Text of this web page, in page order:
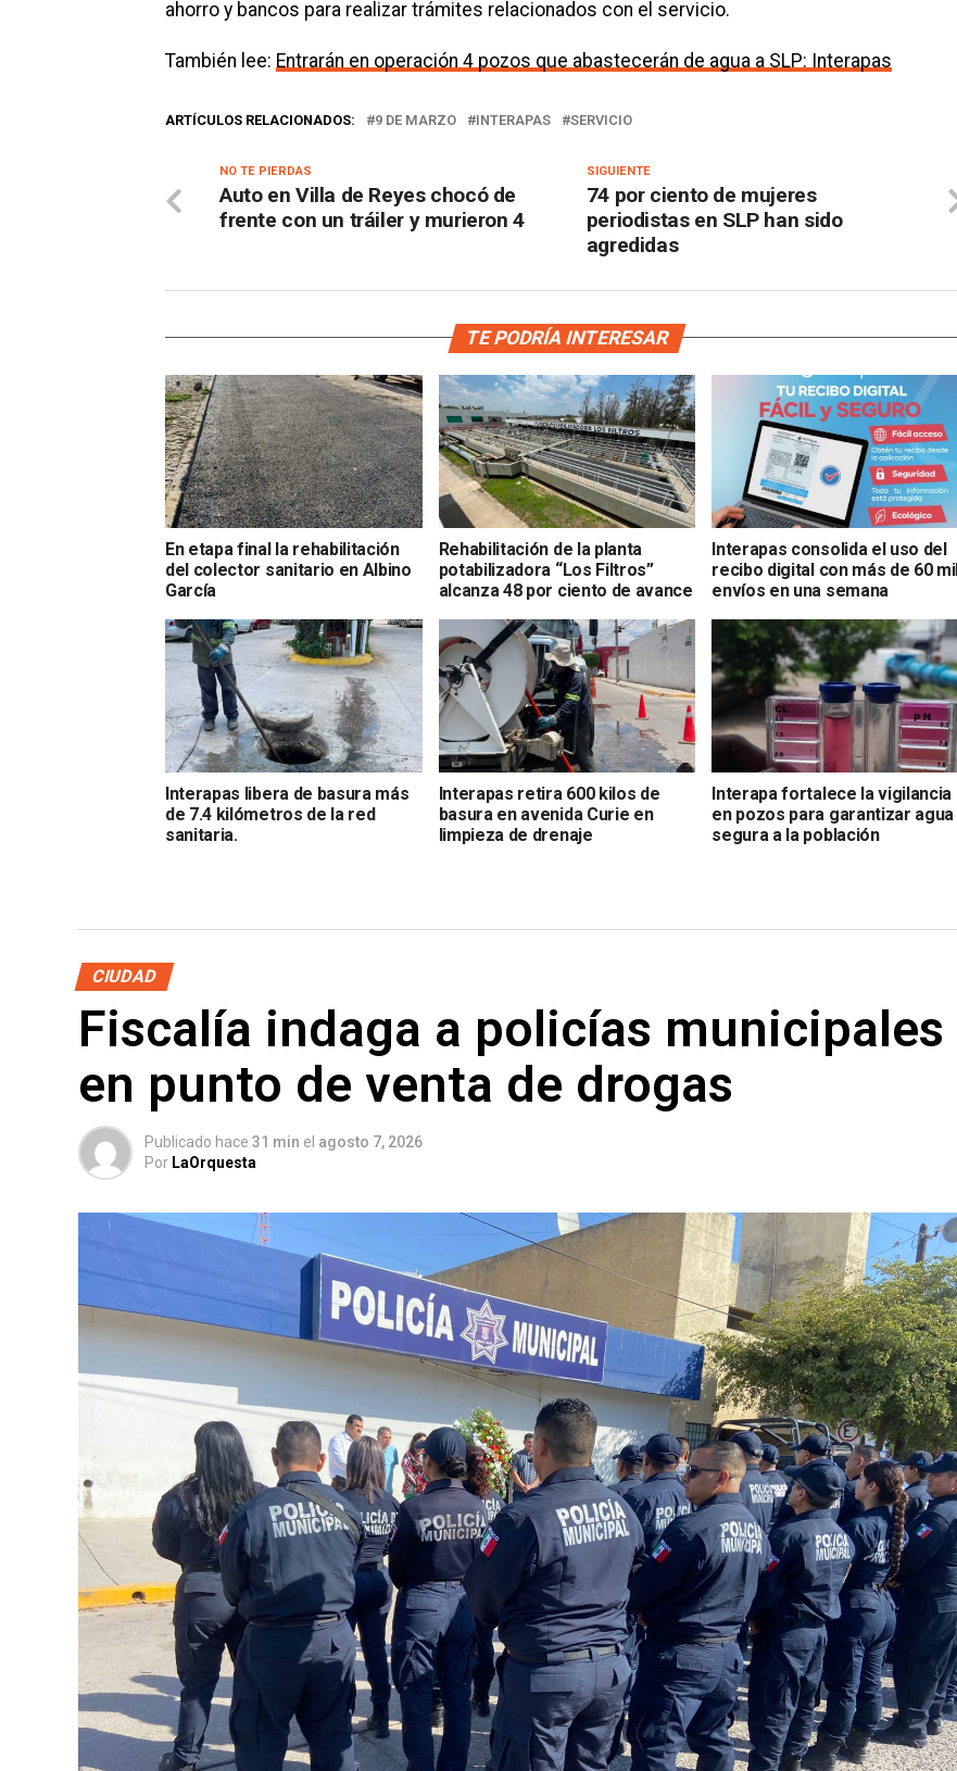
ahorro y bancos para realizar trámites relacionados con el servicio.
También lee: Entrarán en operación 4 pozos que abastecerán de agua a SLP: Interapas
ARTÍCULOS RELACIONADOS: 9 DE MARZO INTERAPAS SERVICIO
SIGUIENTE
74 por ciento de mujeres
periodistas en SLP han sido
agredidas
NO TE PIERDAS
Auto en Villa de Reyes chocó de
frente con un tráiler y murieron 4
TE PODRÍA INTERESAR
En etapa final la rehabilitación
del colector sanitario en Albino
García
Rehabilitación de la planta
potabilizadora “Los Filtros”
alcanza 48 por ciento de avance
Interapas consolida el uso del
recibo digital con más de 60 mil
envíos en una semana
Interapas libera de basura más
de 7.4 kilómetros de la red
sanitaria.
Interapas retira 600 kilos de
basura en avenida Curie en
limpieza de drenaje
Interapa fortalece la vigilancia
en pozos para garantizar agua
segura a la población
CIUDAD
Fiscalía indaga a policías municipales
en punto de venta de drogas
Publicado hace 31 min el agosto 7, 2026
Por LaOrquesta